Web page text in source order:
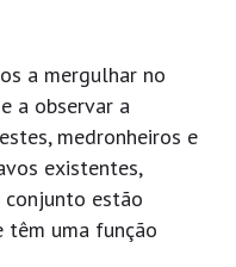
a mergulhar no
a observar a
medronheiros e
existentes,
conjunto estão
têm uma função